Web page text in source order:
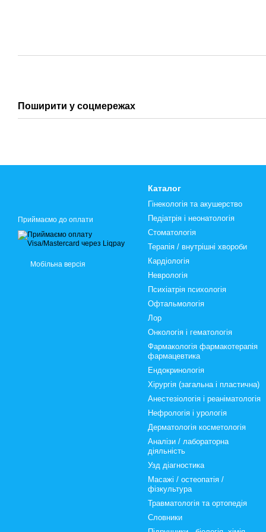
Поширити у соцмережах
Приймаємо до оплати
Мобільна версія
Каталог
Гінекологія та акушерство
Педіатрія і неонатологія
Стоматологія
Терапія / внутрішні хвороби
Кардіологія
Неврологія
Психіатрія психологія
Офтальмологія
Лор
Онкологія і гематологія
Фармакологія фармакотерапія
фармацевтика
Ендокринологія
Хірургія (загальна і пластична)
Анестезіологія і реаніматологія
Нефрологія і урологія
Дерматологія косметологія
Аналізи / лабораторна
діяльність
Узд діагностика
Масажі / остеопатія /
фізкультура
Травматологія та ортопедія
Словники